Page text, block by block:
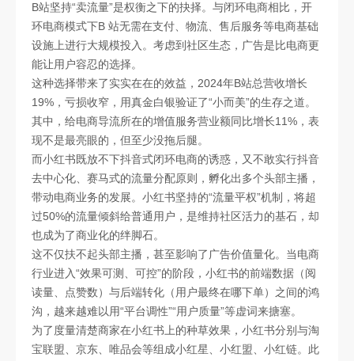
B站坚持“卖流量”是权衡之下的抉择。与闭环电商相比，开
环电商模式下B 站无需在支付、物流、售后服务等电商基础
设施上进行大规模投入。考虑到社区生态，广告是比电商更
能让用户容忍的选择。
这种选择带来了实实在在的效益，2024年B站总营收增长
19%，亏损收窄，用真金白银验证了“小而美”的生存之道。
其中，给电商导流所在的增值服务营业额同比增长11%，表
现不是最亮眼的，但至少没拖后腿。
而小红书既放不下抖音式闭环电商的诱惑，又不敢实行抖音
去中心化、赛马式的流量分配原则，孵化出多个头部主播，
带动电商业务的发展。小红书坚持的“流量平权”机制，将超
过50%的流量倾斜给普通用户，是维持社区活力的基石，却
也成为了商业化的绊脚石。
这不仅扶不起头部主播，甚至影响了广告价值量化。当电商
行业进入“效果可测、可控”的阶段，小红书的前端数据（阅
读量、点赞数）与后端转化（用户最终在哪下单）之间的鸿
沟，越来越难以用“平台调性”“用户质量”等虚词来搪塞。
为了度量清楚商家在小红书上的种草效果，小红书分别与淘
宝联盟、京东、唯品会等组成小红星、小红盟、小红链。此